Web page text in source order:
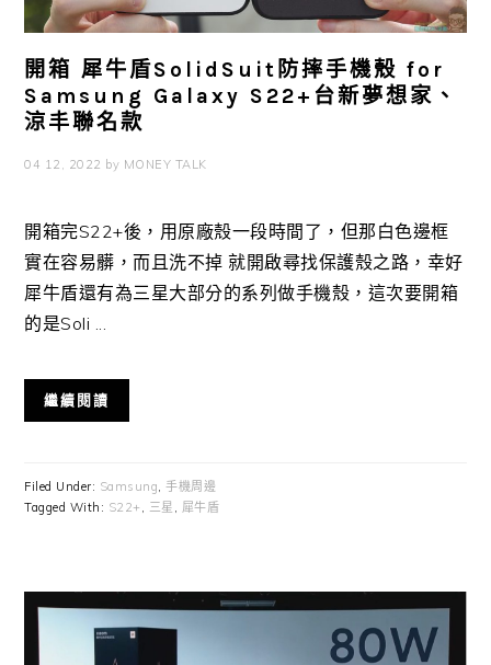
開箱 犀牛盾SolidSuit防摔手機殼 for
Samsung Galaxy S22+台新夢想家、
涼丰聯名款
04 12, 2022 by MONEY TALK
開箱完S22+後，用原廠殼一段時間了，但那白色邊框
實在容易髒，而且洗不掉 就開啟尋找保護殼之路，幸好
犀牛盾還有為三星大部分的系列做手機殼，這次要開箱
的是Soli ...
繼續閱讀
Filed Under: Samsung,手機周邊
Tagged With: S22+ , 三星 , 犀牛盾